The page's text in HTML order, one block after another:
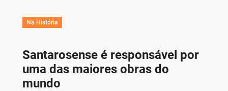
Na História
Santarosense é responsável por
uma das maiores obras do
mundo